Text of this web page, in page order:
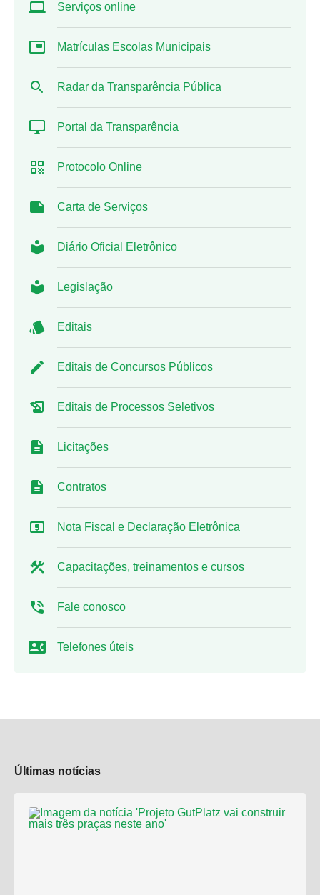
Serviços online
Matrículas Escolas Municipais
Radar da Transparência Pública
Portal da Transparência
Protocolo Online
Carta de Serviços
Diário Oficial Eletrônico
Legislação
Editais
Editais de Concursos Públicos
Editais de Processos Seletivos
Licitações
Contratos
Nota Fiscal e Declaração Eletrônica
Capacitações, treinamentos e cursos
Fale conosco
Telefones úteis
Últimas notícias